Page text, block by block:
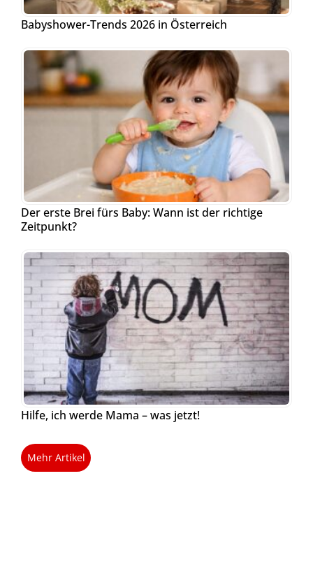
Babyshower-Trends 2026 in Österreich
Der erste Brei fürs Baby: Wann ist der richtige
Zeitpunkt?
Hilfe, ich werde Mama – was jetzt!
Mehr Artikel